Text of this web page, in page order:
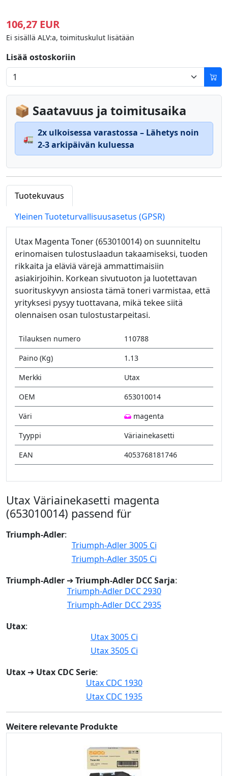
106,27 EUR
Ei sisällä ALV:a, toimituskulut lisätään
Lisää ostoskoriin
📦 Saatavuus ja toimitusaika
🚛
2x ulkoisessa varastossa – Lähetys noin
2-3 arkipäivän kuluessa
Tuotekuvaus
Yleinen Tuoteturvallisuusasetus (GPSR)
Utax Magenta Toner (653010014) on suunniteltu
erinomaisen tulostuslaadun takaamiseksi, tuoden
rikkaita ja eläviä värejä ammattimaisiin
asiakirjoihin. Korkean sivutuoton ja luotettavan
suorituskyvyn ansiosta tämä toneri varmistaa, että
yrityksesi pysyy tuottavana, mikä tekee siitä
olennaisen osan tulostustarpeitasi.
Tilauksen numero
110788
Paino (Kg)
1.13
Merkki
Utax
OEM
653010014
Väri
magenta
Tyyppi
Väriainekasetti
EAN
4053768181746
Utax Väriainekasetti magenta
(653010014) passend für
Triumph-Adler:
Triumph-Adler 3005 Ci
Triumph-Adler 3505 Ci
Triumph-Adler ➔Triumph-Adler DCC Sarja:
Triumph-Adler DCC 2930
Triumph-Adler DCC 2935
Utax:
Utax 3005 Ci
Utax 3505 Ci
Utax ➔ Utax CDC Serie:
Utax CDC 1930
Utax CDC 1935
Weitere relevante Produkte